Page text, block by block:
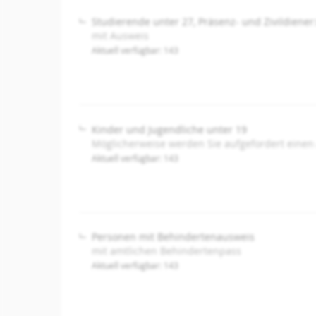
Studierende unter 27, Präsenz- und
mit Ausweis
Aktuell verfügbar: 143
Kinder und Jugendliche unter 19
Möglicherweise werden Sie aufgefordert einen
Aktuell verfügbar: 143
Personen mit Behindertenausweis
mit amtlichen Behindertenpass
Aktuell verfügbar: 143